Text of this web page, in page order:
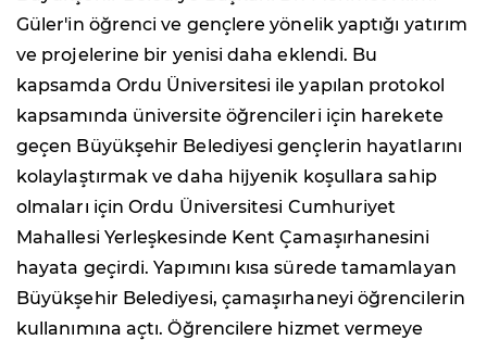
Güler'in öğrenci ve gençlere yönelik yaptığı yatırım
ve projelerine bir yenisi daha eklendi. Bu
kapsamda Ordu Üniversitesi ile yapılan protokol
kapsamında üniversite öğrencileri için harekete
geçen Büyükşehir Belediyesi gençlerin hayatlarını
kolaylaştırmak ve daha hijyenik koşullara sahip
olmaları için Ordu Üniversitesi Cumhuriyet
Mahallesi Yerleşkesinde Kent Çamaşırhanesini
hayata geçirdi. Yapımını kısa sürede tamamlayan
Büyükşehir Belediyesi, çamaşırhaneyi öğrencilerin
kullanımına açtı. Öğrencilere hizmet vermeye